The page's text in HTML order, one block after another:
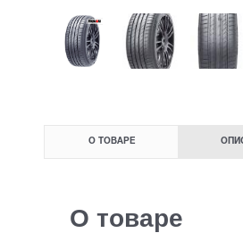
О ТОВАРЕ
О товаре